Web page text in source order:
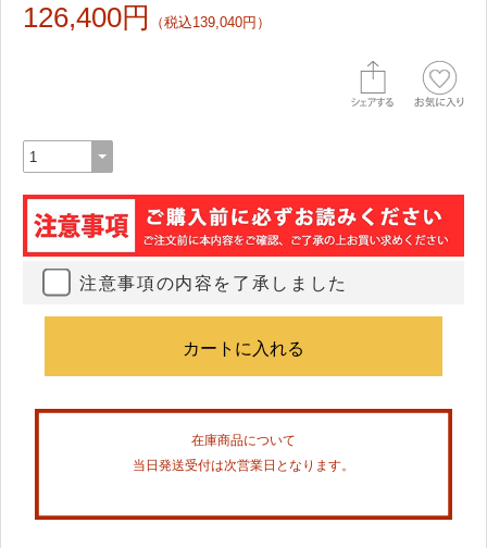
126,400円 （税込139,040円）
注意事項の内容を了承しました
在庫商品について
当日発送受付は次営業日となります。